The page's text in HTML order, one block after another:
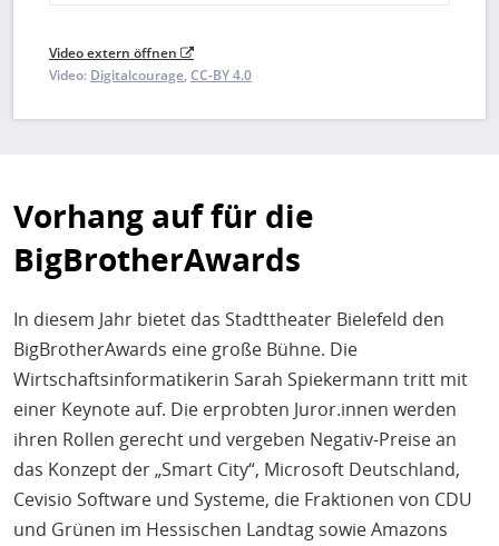
Video extern öffnen
Video: Digitalcourage CC-BY 4.0
Vorhang auf für die
BigBrotherAwards
In diesem Jahr bietet das Stadttheater Bielefeld den
BigBrotherAwards eine große Bühne. Die
Wirtschaftsinformatikerin Sarah Spiekermann tritt mit
einer Keynote auf. Die erprobten Juror.innen werden
ihren Rollen gerecht und vergeben Negativ-Preise an
das Konzept der „Smart City“, Microsoft Deutschland,
Cevisio Software und Systeme, die Fraktionen von CDU
und Grünen im Hessischen Landtag sowie Amazons